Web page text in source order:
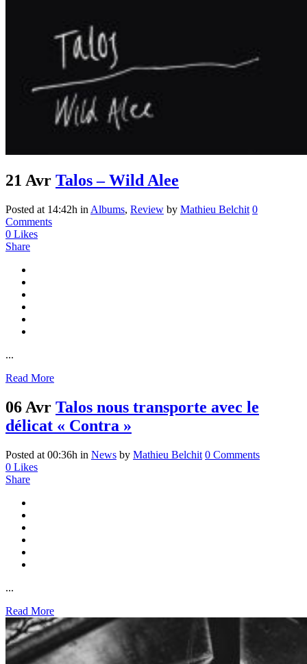
21 Avr Talos – Wild Alee
Posted at 14:42h in Albums, Review by Mathieu Belchit 0
Comments
0 Likes
Share
...
Read More
06 Avr Talos nous transporte avec le
délicat « Contra »
Posted at 00:36h in News by Mathieu Belchit 0 Comments
0 Likes
Share
...
Read More